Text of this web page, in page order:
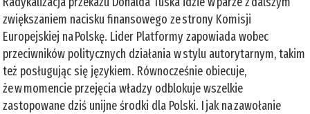
zwiększaniem nacisku finansowego ze strony Komisji
Europejskiej na Polskę. Lider Platformy zapowiada wobec
przeciwników politycznych działania w stylu autorytarnym, takim
też posługując się językiem. Równocześnie obiecuje,
że w momencie przejęcia władzy odblokuje wszelkie
zastopowane dziś unijne środki dla Polski. I jak na zawołanie